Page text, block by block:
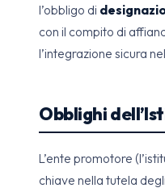
l’obbligo di
con il compito di
l’integrazione sicura
Obblighi
L’ente promotore
chiave nella tutela